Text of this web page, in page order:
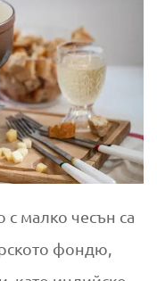
малко чесън са
фондю,